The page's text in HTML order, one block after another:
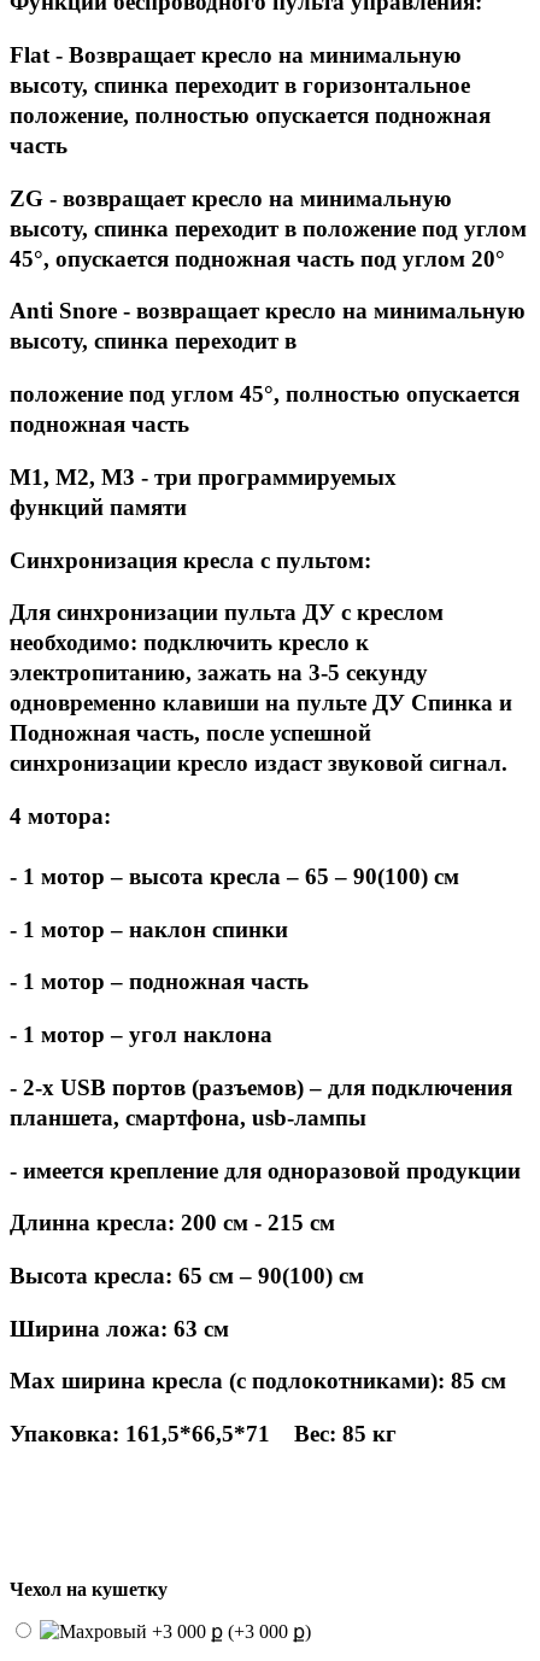
Flat - Возвращает кресло на минимальную
высоту, спинка переходит в горизонтальное
положение, полностью опускается подножная
часть
ZG - возвращает кресло на минимальную
высоту, спинка переходит в положение под углом
45°, опускается подножная часть под углом 20°
Anti Snore - возвращает кресло на минимальную
высоту, спинка переходит в
положение под углом 45°, полностью опускается
подножная часть
M1, M2, M3 - три программируемых
функций памяти
Синхронизация кресла с пультом:
Для синхронизации пульта ДУ с креслом
необходимо: подключить кресло к
электропитанию, зажать на 3-5 секунду
одновременно клавиши на пульте ДУ Спинка и
Подножная часть, после успешной
синхронизации кресло издаст звуковой сигнал.
4 мотора:
- 1 мотор – высота кресла – 65 – 90(100) см
- 1 мотор – наклон спинки
- 1 мотор – подножная часть
- 1 мотор – угол наклона
- 2-х USB портов (разъемов) – для подключения
планшета, смартфона, usb-лампы
- имеется крепление для одноразовой продукции
Длинна кресла: 200 см - 215 см
Высота кресла: 65 см – 90(100) см
Ширина ложа: 63 см
Max ширина кресла (с подлокотниками): 85 см
Упаковка: 161,5*66,5*71 Вес: 85 кг
Чехол на кушетку
(+3 000 ք)